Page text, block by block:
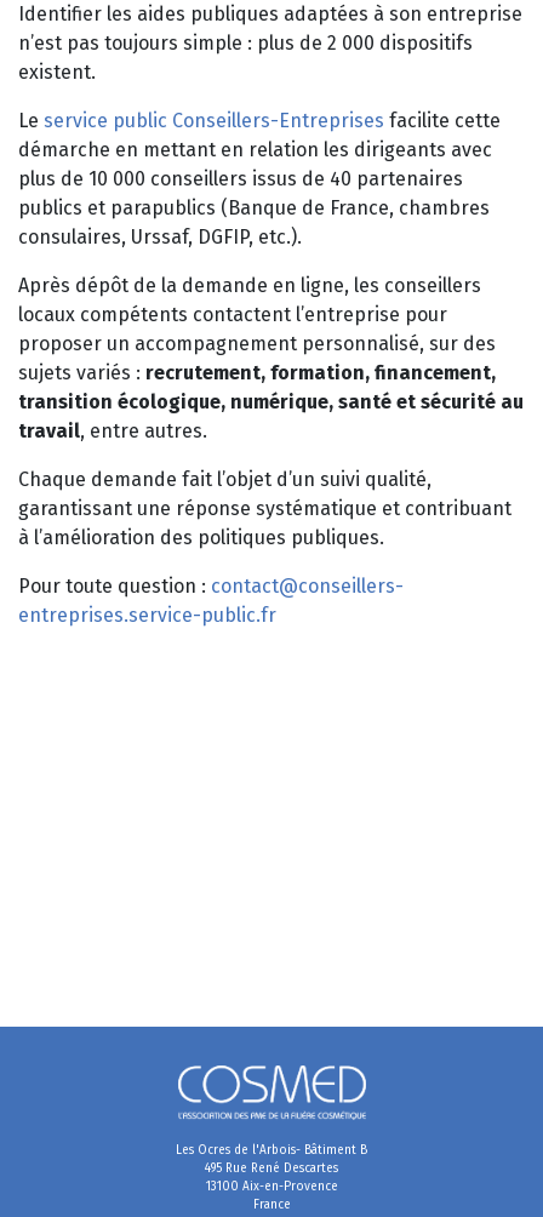
Identifier les aides publiques adaptées à son entreprise
n’est pas toujours simple : plus de 2 000 dispositifs
existent.
Le service public Conseillers-Entreprises facilite cette
démarche en mettant en relation les dirigeants avec
plus de 10 000 conseillers issus de 40 partenaires
publics et parapublics (Banque de France, chambres
consulaires, Urssaf, DGFIP, etc.).
Après dépôt de la demande en ligne, les conseillers
locaux compétents contactent l’entreprise pour
proposer un accompagnement personnalisé, sur des
sujets variés : recrutement, formation, financement,
transition écologique, numérique, santé et sécurité au
travail, entre autres.
Chaque demande fait l’objet d’un suivi qualité,
garantissant une réponse systématique et contribuant
à l’amélioration des politiques publiques.
Pour toute question : contact@conseillers-
entreprises.service-public.fr
Les Ocres de l'Arbois- Bâtiment B
495 Rue René Descartes
13100 Aix-en-Provence
France